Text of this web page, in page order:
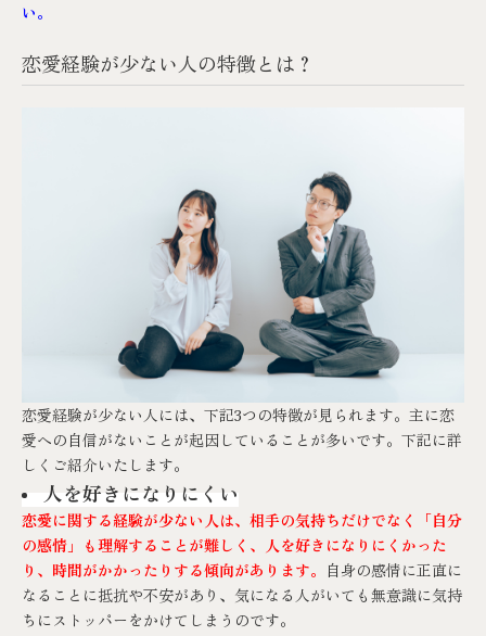
い。
恋愛経験が少ない人の特徴とは？
恋愛経験が少ない人には、下記3つの特徴が見られます。主に恋
愛への自信がないことが起因していることが多いです。下記に詳
しくご紹介いたします。
人を好きになりにくい
恋愛に関する経験が少ない人は、相手の気持ちだけでなく「自分
の感情」も理解することが難しく、人を好きになりにくかった
り、時間がかかったりする傾向があります。 自身の感情に正直に
なることに抵抗や不安があり、気になる人がいても無意識に気持
ちにストッパーをかけてしまうのです。